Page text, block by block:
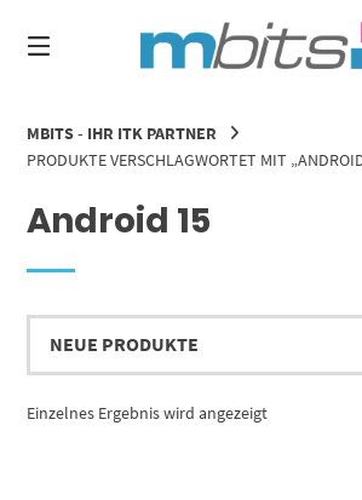
zum
Inhalt
MBITS - IHR ITK PARTNER
PRODUKTE VERSCHLAGWORTET MIT
Android 15
Einzelnes Ergebnis wird angezeigt